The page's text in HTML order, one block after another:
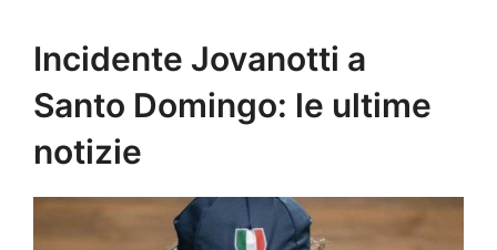
Incidente Jovanotti a
Santo Domingo: le ultime
notizie